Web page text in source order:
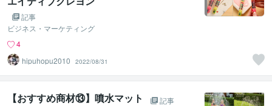
記事
ビジネス・マーケティング
4
hipuhopu2010
2022/08/31
【おすすめ商材⑬】噴水マット
記事